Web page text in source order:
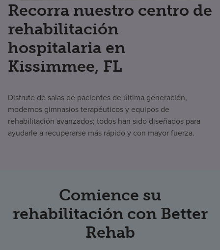
Recorra nuestro centro de
rehabilitación
hospitalaria en
Kissimmee, FL
Disfrute de salas de pacientes de última generación,
modernos gimnasios terapéuticos y equipos de
rehabilitación avanzados; todos han sido diseñados para
ayudarle a recuperarse más rápido y con mayor fuerza.
Comience su
rehabilitación con Better
Rehab